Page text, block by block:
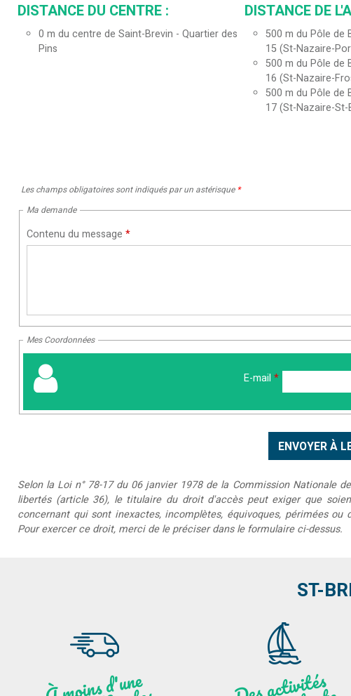
DISTANCE DU CENTRE :
0 m du centre de Saint-Brevin - Quartier des
Pins
DISTANCE DE
500 m du Pôle de
15 (St-Nazaire-
500 m du Pôle de
16 (St-Nazaire-
500 m du Pôle de
17 (St-Nazaire-St-
Les champs obligatoires sont indiqués par un astérisque *
Ma demande
Contenu du message *
Mes Coordonnées
E-mail *
Selon la Loi n° 78-17 du 06 janvier 1978 de la Commission Nationale
libertés (article 36), le titulaire du droit d'accès peut exiger que
concernant qui sont inexactes, incomplètes, équivoques, périmées
Pour exercer ce droit, merci de le préciser dans le formulaire ci-dessus.
ST-